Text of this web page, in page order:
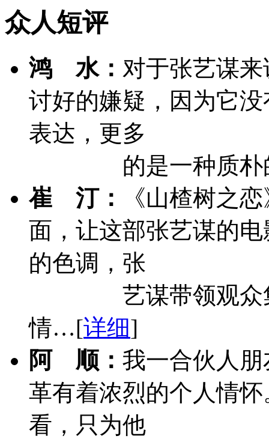
众人短评
鸿 水： 对于张艺谋
讨好的嫌疑，因为它
表达，更多
的是一种质
崔 汀：
《山楂树之
面，让这部张艺谋的
的色调，张
艺谋带领观
情…[详细]
阿 顺： 我一合伙人
革有着浓烈的个人情
看，只为他